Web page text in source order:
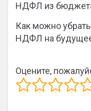
НДФЛ из
Как можно
НДФЛ на
Оцените,